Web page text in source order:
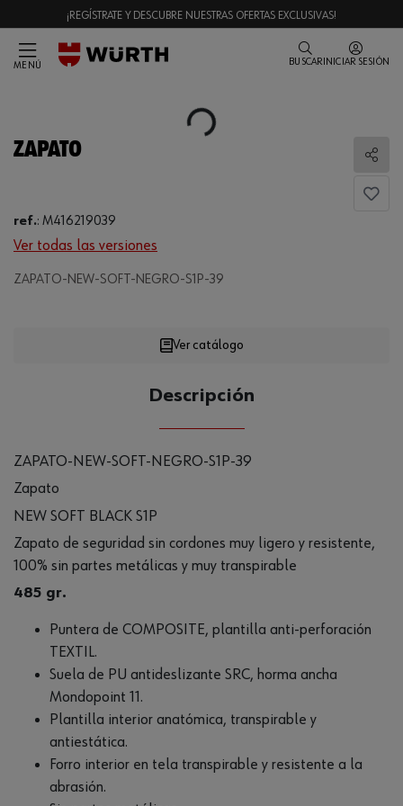
¡REGÍSTRATE Y DESCUBRE NUESTRAS OFERTAS EXCLUSIVAS!
MENÚ BUSCAR INICIAR SESIÓN
Loading...
ZAPATO
ref.: M416219039
Ver todas las versiones
ZAPATO-NEW-SOFT-NEGRO-S1P-39
Loading...
Ver catálogo
Descripción
ZAPATO-NEW-SOFT-NEGRO-S1P-39
Zapato
NEW SOFT BLACK S1P
Zapato de seguridad sin cordones muy ligero y resistente,
100% sin partes metálicas y muy transpirable
485 gr.
Puntera de COMPOSITE, plantilla anti-perforación
TEXTIL.
Suela de PU antideslizante SRC, horma ancha
Mondopoint 11.
Plantilla interior anatómica, transpirable y
antiestática.
Forro interior en tela transpirable y resistente a la
abrasión.